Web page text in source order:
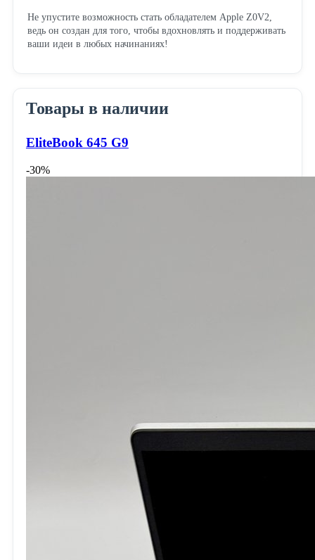
Не упустите возможность стать обладателем Apple Z0V2,
ведь он создан для того, чтобы вдохновлять и поддерживать
ваши идеи в любых начинаниях!
Товары в наличии
EliteBook 645 G9
-30%